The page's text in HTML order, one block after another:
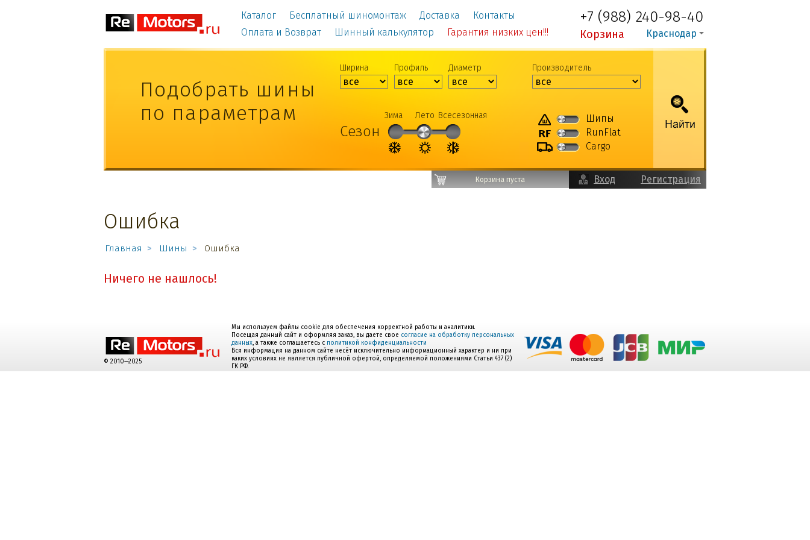
Каталог Бесплатный шиномонтаж Доставка
Контакты
Оплата и Возврат
Шинный калькулятор Гарантия низких цен!!!
+7 (988) 240-98-40
Корзина Краснодар
Подобрать шины
по параметрам
Ширина Профиль Диаметр Производитель
Сезон
Зима Лето Всесезонная
Шипы
RunFlat
Cargo
Вход Регистрация
Корзина пуста
Ошибка
Главная Шины Ошибка
Ничего не нашлось!
© 2010—2025
Мы используем файлы cookie для обеспечения корректной работы и аналитики.
Посещая данный сайт и оформляя заказ, вы даете свое согласие на обработку персональных
данных, а также соглашаетесь с политикой конфиденциальности
Вся информация на данном сайте несёт исключительно информационный характер и ни при
каких условиях не является публичной офертой, определяемой положениями Статьи 437 (2)
ГК РФ.